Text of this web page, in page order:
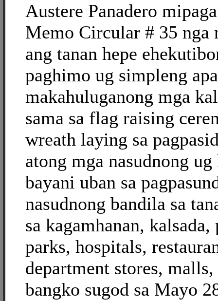
Austere Panadero
Memo Circular # 35 nga
ang tanan hepe
paghimo ug simpleng
makahuluganong mga
sama sa flag raising
wreath laying sa
atong mga nasudnong
bayani uban sa
nasudnong bandila sa
sa kagamhanan,
parks, hospitals,
department stores,
bangko sugod sa Mayo